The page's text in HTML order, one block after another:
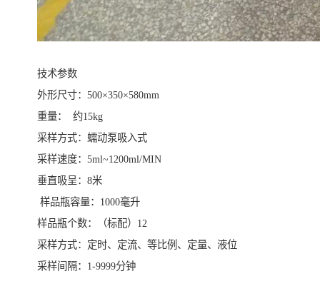
技术参数
外形尺寸：500×350×580mm
重量： 约15kg
采样方式：蠕动泵吸入式
采样速度：5ml~1200ml/MIN
垂直吸呈：8米
样品瓶容量：1000毫升
样品瓶个数：（标配）12
采样方式：定时、定流、等比例、定量、液位
采样间隔：1-9999分钟